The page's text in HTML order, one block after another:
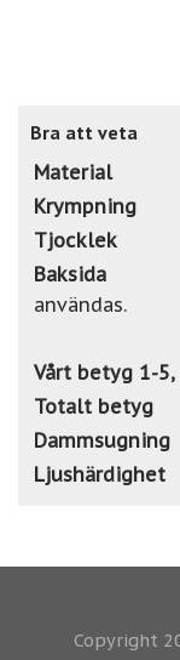
Bra att veta
Material
Krympning
Tjocklek
Baksida
användas.
Vårt betyg 1-5,
Totalt betyg
Dammsugning
Ljushärdighet
Copyright